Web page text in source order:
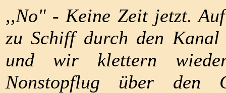
,,No" - Keine Zeit jetzt.
zu Schiff durch den
und wir klettern
Nonstopflug über den